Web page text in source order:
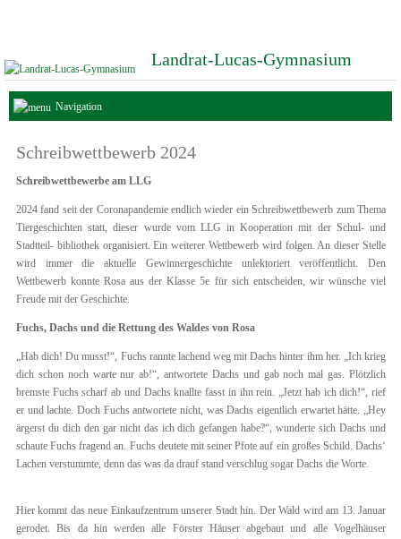
Landrat-Lucas-Gymnasium
Navigation
Schreibwettbewerb 2024
Schreibwettbewerbe am LLG
2024 fand seit der Coronapandemie endlich wieder ein Schreibwettbewerb zum Thema
Tiergeschichten statt, dieser wurde vom LLG in Kooperation mit der Schul- und
Stadtteil- bibliothek organisiert. Ein weiterer Wettbewerb wird folgen. An dieser Stelle
wird immer die aktuelle Gewinnergeschichte unlektoriert veröffentlicht. Den
Wettbewerb konnte Rosa aus der Klasse 5e für sich entscheiden, wir wünsche viel
Freude mit der Geschichte.
Fuchs, Dachs und die Rettung des Waldes von Rosa
„Hab dich! Du musst!“, Fuchs rannte lachend weg mit Dachs hinter ihm her. „Ich krieg
dich schon noch warte nur ab!“, antwortete Dachs und gab noch mal gas. Plötzlich
bremste Fuchs scharf ab und Dachs knallte fasst in ihn rein. „Jetzt hab ich dich!“, rief
er und lachte. Doch Fuchs antwortete nicht, was Dachs eigentlich erwartet hätte. „Hey
ärgerst du dich den gar nicht das ich dich gefangen habe?“, wunderte sich Dachs und
schaute Fuchs fragend an. Fuchs deutete mit seiner Pfote auf ein großes Schild. Dachs‘
Lachen verstummte, denn das was da drauf stand verschlug sogar Dachs die Worte.
Hier kommt das neue Einkaufzentrum unserer Stadt hin. Der Wald wird am 13. Januar
gerodet. Bis da hin werden alle Förster Häuser abgebaut und alle Vogelhäuser